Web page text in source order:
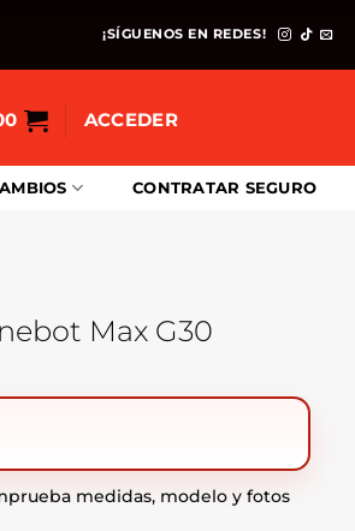
¡SÍGUENOS EN REDES!
ACCEDER
CONTRATAR SEGURO
Max G30
medidas, modelo y fotos